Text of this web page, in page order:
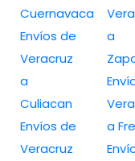
Cuernavaca
Envíos de
Veracruz
a
Culiacan
Envíos de
Veracruz
a
a